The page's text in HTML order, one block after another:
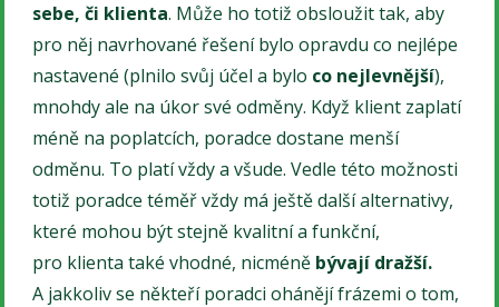
sebe, či klienta. Může ho totiž obsloužit tak, aby
pro něj navrhované řešení bylo opravdu co nejlépe
nastavené (plnilo svůj účel a bylo co nejlevnější),
mnohdy ale na úkor své odměny. Když klient zaplatí
méně na poplatcích, poradce dostane menší
odměnu. To platí vždy a všude. Vedle této možnosti
totiž poradce téměř vždy má ještě další alternativy,
které mohou být stejně kvalitní a funkční,
pro klienta také vhodné, nicméně bývají dražší.
A jakkoliv se někteří poradci ohánějí frázemi o tom,